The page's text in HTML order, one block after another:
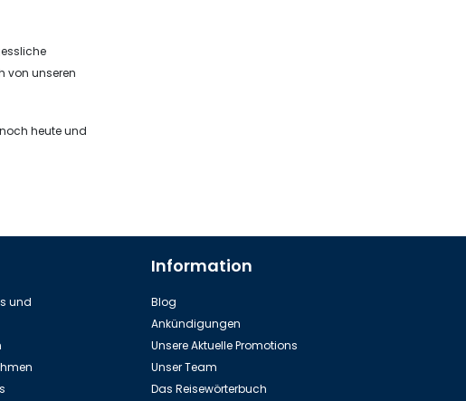
von unseren
heute und
und
Information
Blog
Ankündigungen
Unsere Aktuelle Promotions
Unser Team
Das Reisewörterbuch